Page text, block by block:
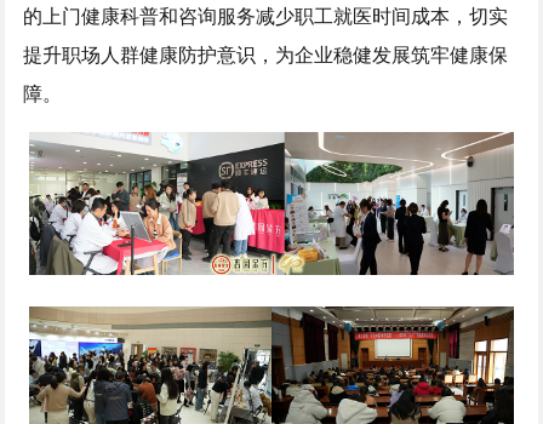
的上门健康科普和咨询服务减少职工就医时间成本，切实
提升职场人群健康防护意识，为企业稳健发展筑牢健康保
障。